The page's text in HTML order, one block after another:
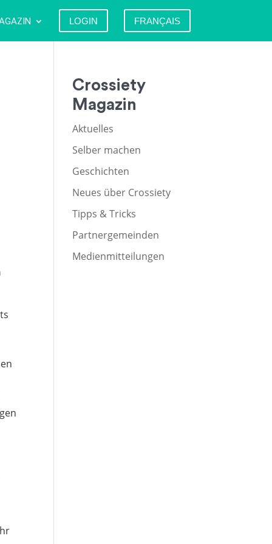
LOGIN FRANÇAIS
Crossiety
Magazin
Aktuelles
Selber machen
Geschichten
Neues über Crossiety
Tipps & Tricks
Partnergemeinden
Medienmitteilungen